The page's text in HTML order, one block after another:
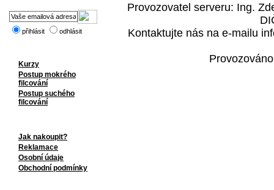
přihlásit odhlásit
Kurzy
Postup mokrého
filcování
Postup suchého
filcování
Jak nakoupit?
Reklamace
Osobní údaje
Obchodní podmínky
Provozovatel serveru: Ing.
Kontaktujte nás na e-mailu